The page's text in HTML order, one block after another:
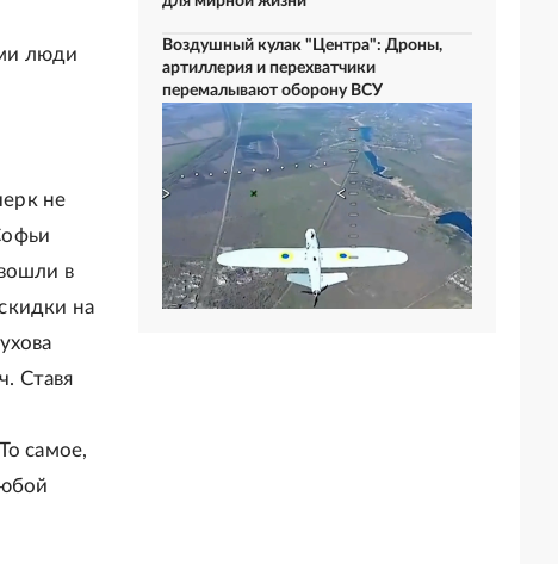
люди
не
в
на
Ставя
самое,
Воздушный кулак "Центра": Дроны,
артиллерия и перехватчики
перемалывают оборону ВСУ